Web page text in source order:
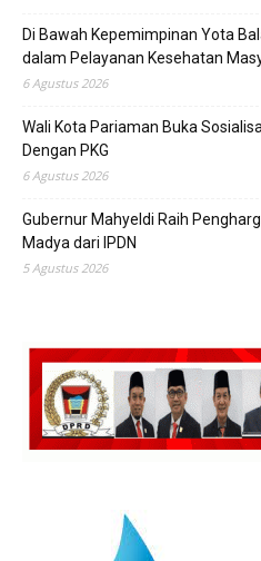
Di Bawah Kepemimpinan Yota
dalam Pelayanan Kesehatan
6 Agustus 2026
Wali Kota Pariaman Buka
Dengan PKG
6 Agustus 2026
Gubernur Mahyeldi Raih
Madya dari IPDN
5 Agustus 2026